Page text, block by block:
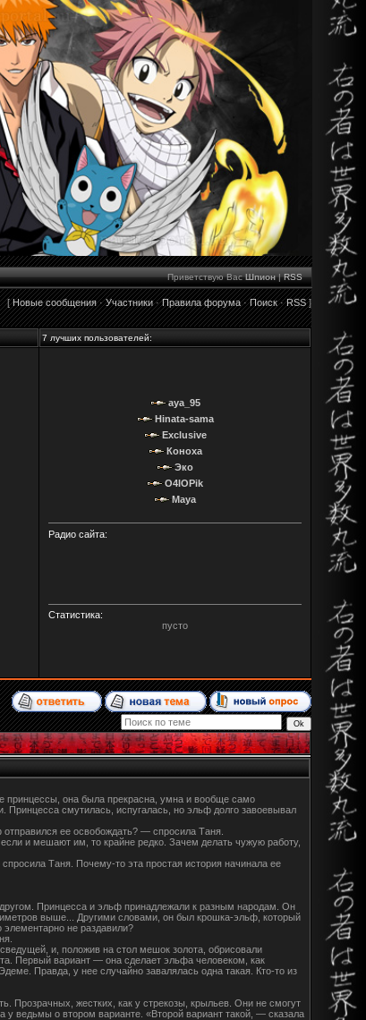
Приветствую Вас Шпион|RSS
[Новые сообщения·Участники·Правила форума·Поиск·RSS]
7 лучших пользователей:
aya_95
Hinata-sama
Exclusive
Коноха
Эко
O4IOPik
Maya
Радио сайта:
Статистика:
пусто
принцессы, она была прекрасна, умна и вообще само
смутилась, испугалась, но эльф долго завоевывал
ее освобождать? — спросила Таня.
и мешают им, то крайне редко. Зачем делать чужую работу,
Таня. Почему-то эта простая история начинала ее
Принцесса и эльф принадлежали к разным народам. Он
выше... Другими словами, он был крошка-эльф, который
не раздавили?
и, положив на стол мешок золота, обрисовали
Первый вариант — она сделает эльфа человеком, как
Правда, у нее случайно завалялась одна такая. Кто-то из
Прозрачных, жестких, как у стрекозы, крыльев. Они не смогут
ведьмы о втором варианте. «Второй вариант такой, — сказала